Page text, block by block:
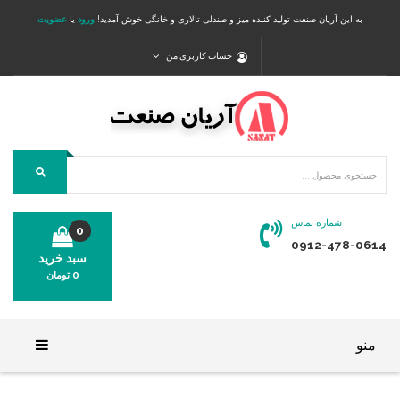
به این آریان صنعت تولید کننده میز و صندلی تالاری و خانگی خوش آمدید! ورود یا عضویت
حساب کاربری من
شماره تماس
0912-478-0614
سبد خرید
0
0 تومان
منو